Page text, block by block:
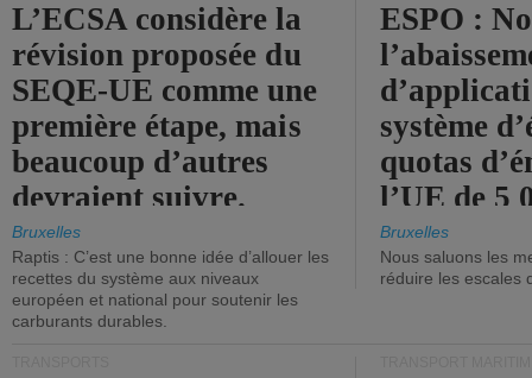
L’ECSA considère la
révision proposée du
SEQE-UE comme une
première étape, mais
beaucoup d’autres
devraient suivre.
Bruxelles
Raptis : C’est une bonne idée d’allouer les
recettes du système aux niveaux
européen et national pour soutenir les
carburants durables.
ESPO :
système
quotas
l’UE de 5
tonneaux
brute.
Bruxelles
Nous saluons les
réduire les escales